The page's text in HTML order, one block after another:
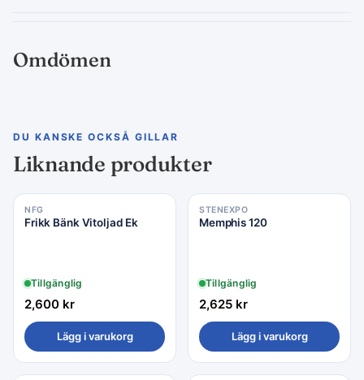
Omdömen
DU KANSKE OCKSÅ GILLAR
Liknande produkter
NFG
Frikk Bänk Vitoljad Ek
Tillgänglig
2,600 kr
Lägg i varukorg
STENEXPO
Memphis 120
Tillgänglig
2,625 kr
Lägg i varukorg